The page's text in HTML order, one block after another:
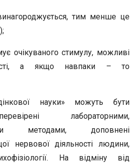
тим менше це
очікуваного стимулу, можливі
а якщо навпаки – то
науки» можуть бути
лабораторними,
методами, доповнені
нервової діяльності людини,
На відміну від